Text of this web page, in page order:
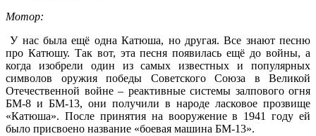
Мотор:
У нас была ещё одна Катюша, но другая. Все знают песню
про Катюшу. Так вот, эта песня появилась ещё до войны, а
когда изобрели один из самых известных и популярных
символов оружия победы Советского Союза в Великой
Отечественной войне – реактивные системы залпового огня
БМ-8 и БМ-13, они получили в народе ласковое прозвище
«Катюша». После принятия на вооружение в 1941 году ей
было присвоено название «боевая машина БМ-13».